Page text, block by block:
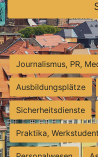
Journalismus, PR,
Ausbildungsplätze
Sicherheitsdienste
Praktika,